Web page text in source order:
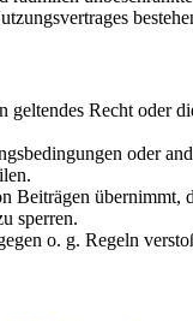
Recht oder
oder
sperren.
o. g. Regeln